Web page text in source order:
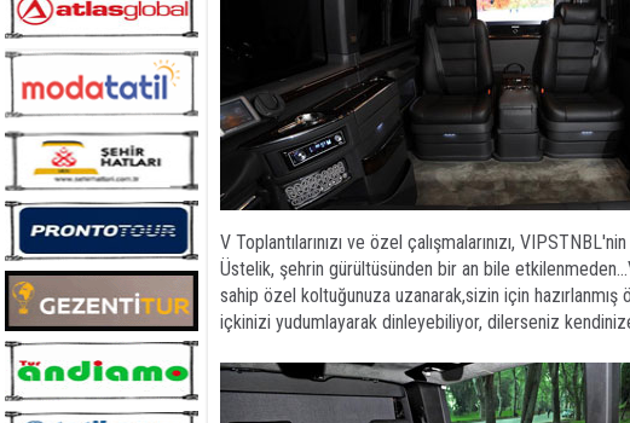
V Toplantılarınızı ve özel çalışmalarınızı,
Üstelik, şehrin gürültüsünden bir an bile
sahip özel koltuğunuza uzanarak,sizin için
içkinizi yudumlayarak dinleyebiliyor, dilerseniz